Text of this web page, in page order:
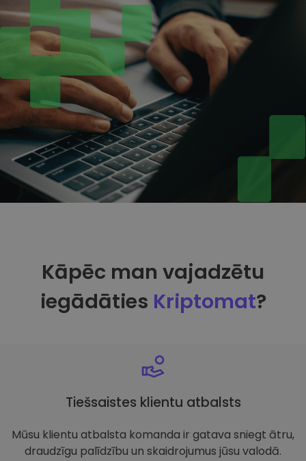
Kāpēc man vajadzētu
iegādāties Kriptomat?
Tiešsaistes klientu atbalsts
Mūsu klientu atbalsta komanda ir gatava sniegt ātru,
draudzīgu palīdzību un skaidrojumus jūsu valodā.